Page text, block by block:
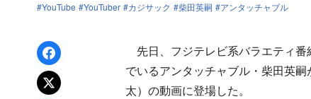
YouTube YouTuber カジサック 柴田英嗣 アンタッチャブル
Facebookでシェア
xでポスト
先日、フジテレビ系バラエティ番
でいるアンタッチャブル・柴田英
太）の動画に登場した。